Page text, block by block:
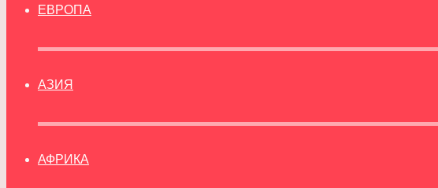
ЕВРОПА
АЗИЯ
АФРИКА